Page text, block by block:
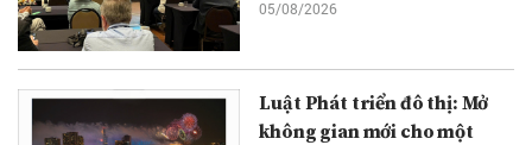
05/08/2026
Luật Phát triển đô thị: Mở
không gian mới cho một